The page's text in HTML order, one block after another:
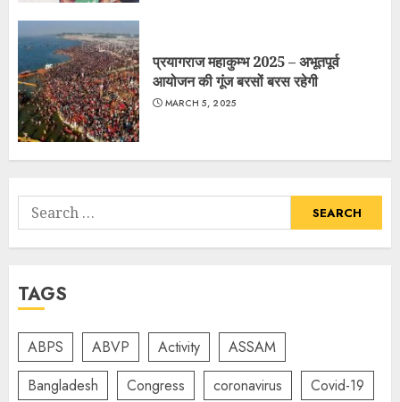
प्रयागराज महाकुम्भ 2025 – अभूतपूर्व
आयोजन की गूंज बरसों बरस रहेगी
MARCH 5, 2025
Search
for:
TAGS
ABPS ABVP Activity
ASSAM
Bangladesh
Congress coronavirus
Covid-19